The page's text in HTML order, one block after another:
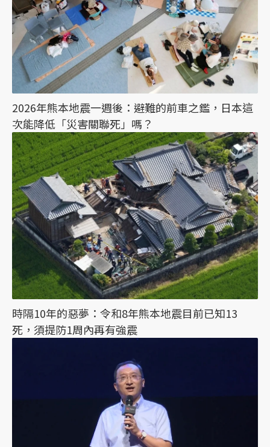
2026年熊本地震一週後：避難的前車之鑑，日本這
次能降低「災害關聯死」嗎？
時隔10年的惡夢：令和8年熊本地震目前已知13
死，須提防1周內再有強震